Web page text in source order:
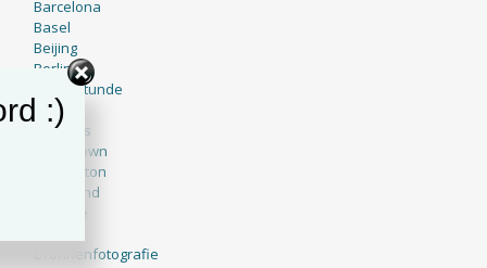
Barcelona
Basel
Beijing
Berlin
Blaue Stunde
BNW
Brussels
Cape Town
Charleston
Cleveland
Cologne
Drohnenfotografie
:)